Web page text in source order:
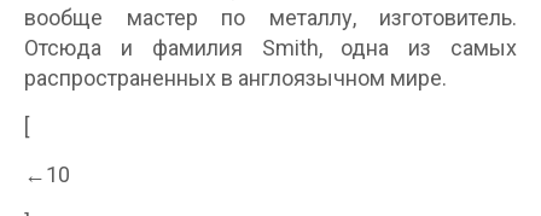
вообще мастер по металлу, изготовитель.
Отсюда и фамилия Smith, одна из самых
распространенных в англоязычном мире.
[
←10